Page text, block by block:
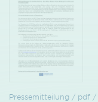
Pressemitteilung / pdf /